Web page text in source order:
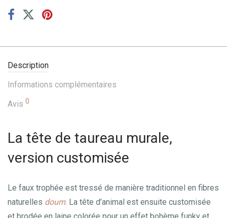
Description
Informations complémentaires
Avis 0
La tête de taureau murale,
version customisée
Le faux trophée est tressé de manière traditionnel en fibres
naturelles doum. La tête d’animal est ensuite customisée